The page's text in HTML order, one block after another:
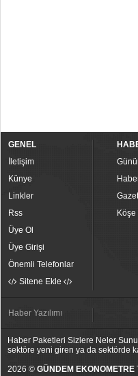
GENEL
İletişim
Künye
Linkler
Rss
Üye Ol
Üye Girişi
Önemli Telefonlar
Sitene Ekle
Köşe
Haber Yazılımı
Haber Paketleri Sizlere Neler
sektöre yeni giren ya da sektörde
2026 © GÜNDEM EKONOMETRE